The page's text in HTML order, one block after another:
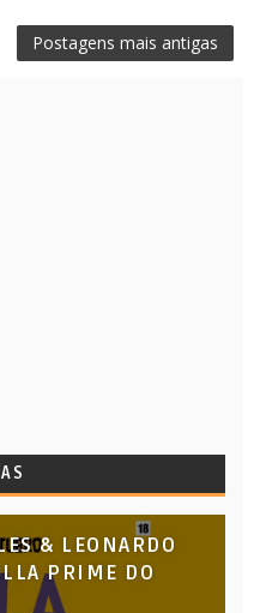
Postagens mais antigas
& LEONARDO
PRIME DO